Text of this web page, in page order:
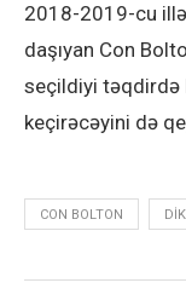
2018-2019-cu
daşıyan Con
seçildiyi təqdirdə
keçirəcəyini də
CON BOLTON